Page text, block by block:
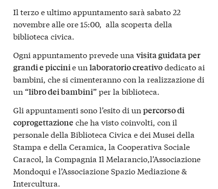
Il terzo e ultimo appuntamento sarà sabato 22
novembre alle ore 15:00, alla scoperta della
biblioteca civica.
Ogni appuntamento prevede una visita guidata per
grandi e piccinie un laboratorio creativodedicato ai
bambini, che si cimenteranno con la realizzazione di
un “libro dei bambini” per la biblioteca.
Gli appuntamenti sono l’esito di un percorso di
coprogettazione che ha visto coinvolti, con il
personale della Biblioteca Civica e dei Musei della
Stampa e della Ceramica, la Cooperativa Sociale
Caracol, la Compagnia Il Melarancio,l’Associazione
Mondoqui e l’Associazione Spazio Mediazione &
Intercultura.